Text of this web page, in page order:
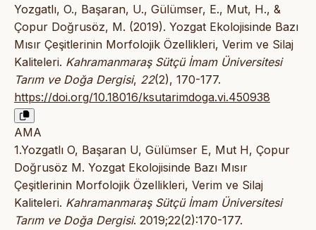
Yozgatlı, O., Başaran, U., Gülümser, E., Mut, H., &
Çopur Doğrusöz, M. (2019). Yozgat Ekolojisinde Bazı
Mısır Çeşitlerinin Morfolojik Özellikleri, Verim ve Silaj
Kaliteleri. Kahramanmaraş Sütçü İmam Üniversitesi
Tarım ve Doğa Dergisi, 22(2), 170-177.
https://doi.org/10.18016/ksutarimdoga.vi.450938
AMA
1.Yozgatlı O, Başaran U, Gülümser E, Mut H, Çopur
Doğrusöz M. Yozgat Ekolojisinde Bazı Mısır
Çeşitlerinin Morfolojik Özellikleri, Verim ve Silaj
Kaliteleri. Kahramanmaraş Sütçü İmam Üniversitesi
Tarım ve Doğa Dergisi. 2019;22(2):170-177.